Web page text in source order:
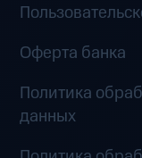
Оферта банка
Политика
данных